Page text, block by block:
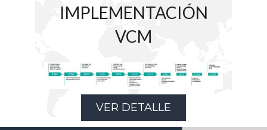
IMPLEMENTACIÓN
VCM
VER DETALLE